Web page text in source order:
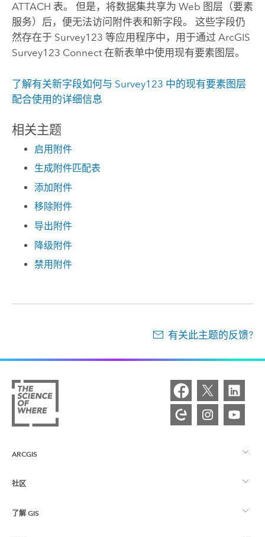
ATTACH 表。 但是，将数据集共享为 Web 图层（要素
服务）后，便无法访问附件表和新字段。 这些字段仍
然存在于 Survey123 等应用程序中，用于通过 ArcGIS
Survey123 Connect在新表单中使用现有要素图层。
了解有关新字段如何与 Survey123 中的现有要素图层
配合使用的详细信息
相关主题
启用附件
生成附件匹配表
添加附件
移除附件
导出附件
降级附件
禁用附件
有关此主题的反馈?
ARCGIS
ArcGIS 概览
制图
社区
Esri 社区
了解 GIS